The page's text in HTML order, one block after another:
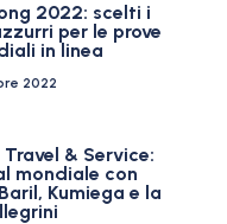
2022: scelti i
per le prove
in linea
2022
& Service:
mondiale con
Kumiega e la